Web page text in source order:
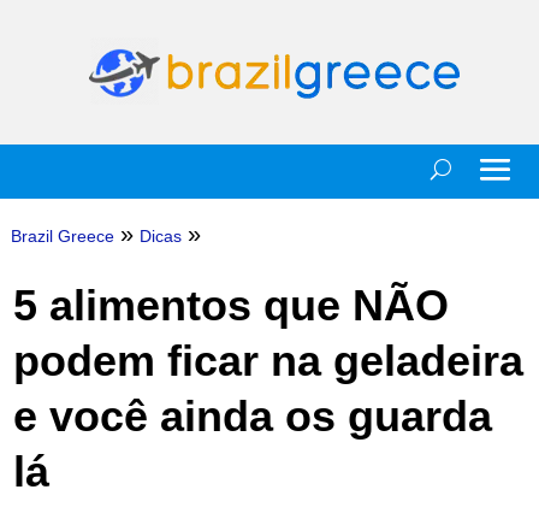
Brazil Greece » Dicas »
5 alimentos que NÃO
podem ficar na geladeira
e você ainda os guarda
lá